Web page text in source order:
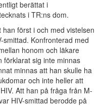
berättat i
i TR:ns dom.
först i och med vistelsen
smittad. Konfronterad med
honom och läkare
förklarat sig inte minnas
minnas att han skulle ha
och inte heller att
Att han på fråga från M-
HIV-smittad berodde på